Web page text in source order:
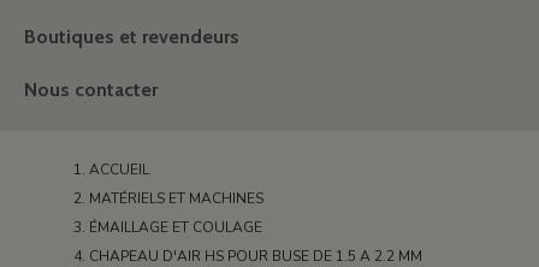
Boutiques et revendeurs
Nous contacter
ACCUEIL
MATÉRIELS ET MACHINES
ÉMAILLAGE ET COULAGE
CHAPEAU D'AIR HS POUR BUSE DE 1.5 A 2.2 MM